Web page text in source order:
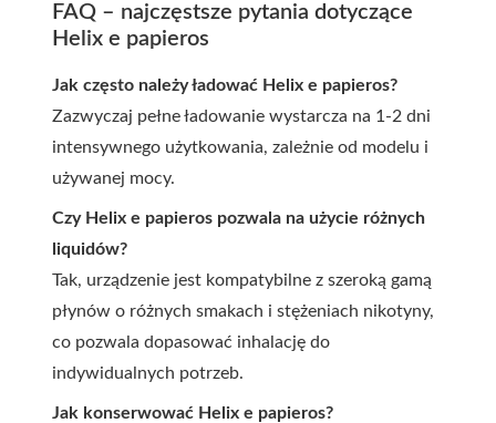
FAQ – najczęstsze pytania dotyczące
Helix e papieros
Jak często należy ładować Helix e papieros?
Zazwyczaj pełne ładowanie wystarcza na 1-2 dni
intensywnego użytkowania, zależnie od modelu i
używanej mocy.
Czy Helix e papieros pozwala na użycie różnych
liquidów?
Tak, urządzenie jest kompatybilne z szeroką gamą
płynów o różnych smakach i stężeniach nikotyny,
co pozwala dopasować inhalację do
indywidualnych potrzeb.
Jak konserwować Helix e papieros?